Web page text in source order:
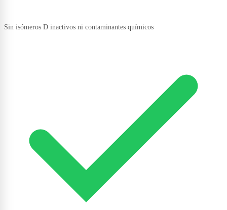
Sin isómeros D inactivos ni contaminantes químicos